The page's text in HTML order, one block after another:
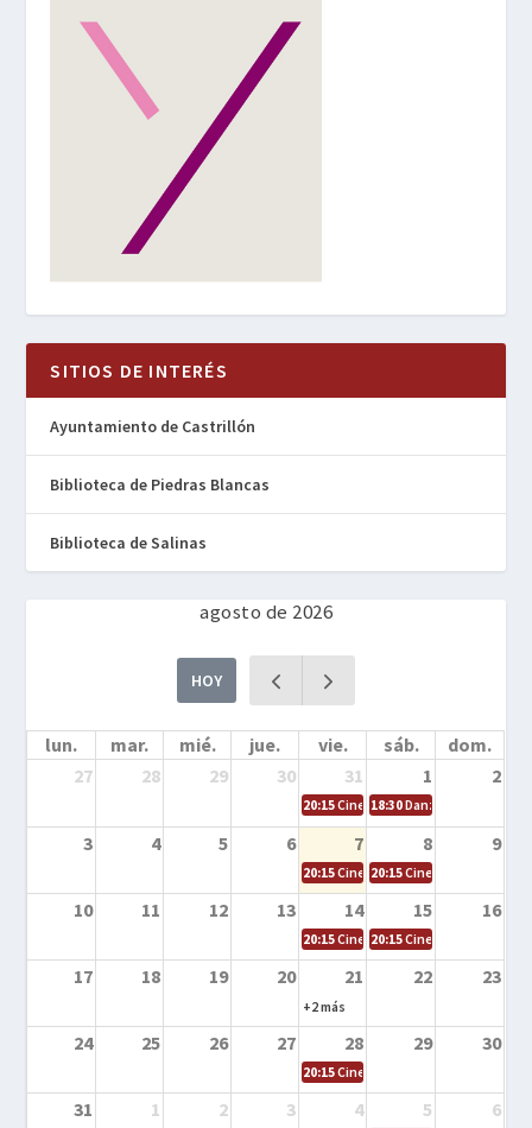
SITIOS DE INTERÉS
Ayuntamiento de Castrillón
Biblioteca de Piedras Blancas
Biblioteca de Salinas
agosto de 2026
HOY
lun. mar. mié. jue. vie. sáb.
dom.
27
28 29 30 31 1 2
20:15Cine en la calle – Cómo
18:30Danza – Cita en el
3 4 5 6 7 8 9
20:15Cine en la calle – El niño y la
20:15Cine en la calle –
10 11 12 13 14 15 16
20:15Cine en la calle – Tortugas
20:15Cine en la calle –
17 18 19 20 21 22 23
+2 más
24 25 26 27 28 29 30
20:15Cine en el calle – Tintín y el
31 1 2 3 4 5 6